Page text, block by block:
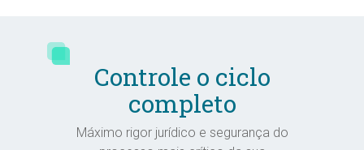
Controle o ciclo
completo
Máximo rigor jurídico e segurança do